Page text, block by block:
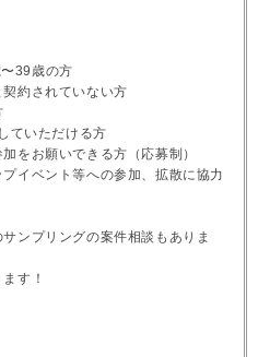
39歳の方
契約されていない方
ていただける方
をお願いできる方（応募制）
イベント等への参加、拡散に協力
ンプリングの案件相談もありま
す！